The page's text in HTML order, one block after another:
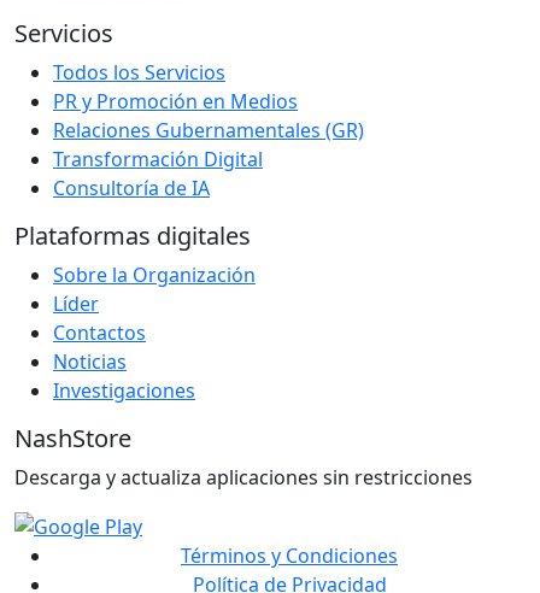
Servicios
Todos los Servicios
PR y Promoción en Medios
Relaciones Gubernamentales (GR)
Transformación Digital
Consultoría de IA
Plataformas digitales
Sobre la Organización
Líder
Contactos
Noticias
Investigaciones
NashStore
Descarga y actualiza aplicaciones sin restricciones
Términos y Condiciones
Política de Privacidad